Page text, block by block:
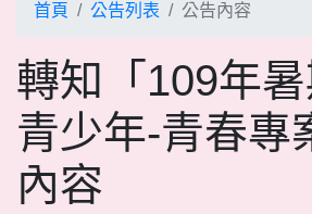
首頁 公告列表 公告內容
轉知「109年
青少年-青春專
內容